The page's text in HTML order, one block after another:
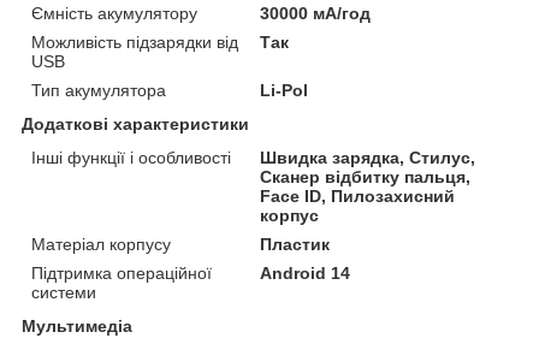
Ємність акумулятору
30000 мА/год
Можливість підзарядки від
USB
Так
Тип акумулятора
Li-Pol
Додаткові характеристики
Інші функції і особливості
Швидка зарядка, Стилус,
Сканер відбитку пальця,
Face ID, Пилозахисний
корпус
Матеріал корпусу
Пластик
Підтримка операційної
системи
Android 14
Мультимедіа